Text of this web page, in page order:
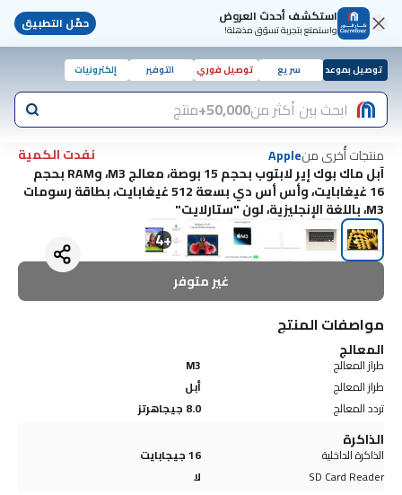
استكشف أحدث العروض
واستمتع بتجربة تسوّق مذهلة! حمّل التطبيق
توصيل بموعد سريع توصيل فوري التوفير إلكترونيات
ابحث بين أكثر من50,000+ منتج
منتجات أُخرى منApple
نفدت الكمية
آبل ماك بوك إير لابتوب بحجم 15 بوصة، معالج M3، وRAM بحجم
16 غيغابايت، وأس أس دي بسعة 512 غيغابايت، بطاقة رسومات
M3، باللغة الإنجليزية، لون "ستارلايت"
+
4
غير متوفر
مواصفات المنتج
المعالج
طراز المعالج
M3
طراز المعالج
أبل
تردد المعالج
8.0 جيجاهرتز
الذاكرة
الذاكرة الداخلية
16 جيجابايت
SD Card Reader
لا